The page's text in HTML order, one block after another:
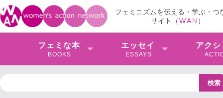
フェミニズムを伝える・学ぶ・つ
サイト（WAN ）
フェミな本
BOOKS
エッセイ
ESSAYS
アクシ